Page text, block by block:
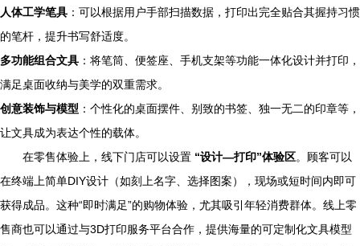
人体工学笔具 ：可以根据用户手部扫描数据，打印出完全贴合其握持习惯
的笔杆，提升书写舒适度。
多功能组合文具 ：将笔筒、便签座、手机支架等功能一体化设计并打印，
满足桌面收纳与美学的双重需求。
创意装饰与模型 ：个性化的桌面摆件、别致的书签、独一无二的印章等，
让文具成为表达个性的载体。
在零售体验上，线下门店可以设置 “设计—打印”体验区。顾客可以
在终端上简单DIY设计（如刻上名字、选择图案），现场或短时间内即可
获得成品。这种“即时满足”的购物体验，尤其吸引年轻消费群体。线上零
售商也可以通过与3D打印服务平台合作，提供海量的可定制化文具模型